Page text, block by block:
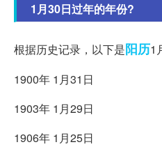
1月30日过年的年份?
根据历史记录，以下是阳历1
1900年 1月31日
1903年 1月29日
1906年 1月25日